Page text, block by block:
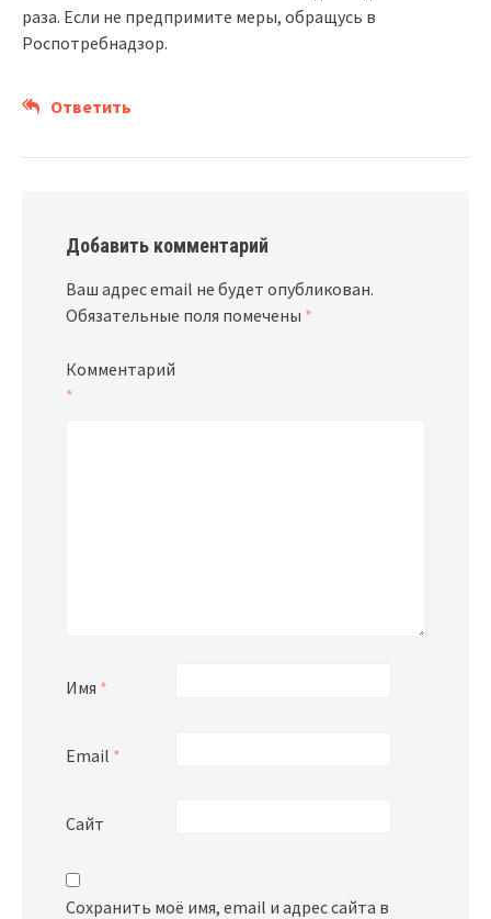
раза. Если не предпримите меры, обращусь в
Роспотребнадзор.
Ответить
Добавить комментарий
Ваш адрес email не будет опубликован.
Обязательные поля помечены *
Комментарий
*
Имя *
Email *
Сайт
Сохранить моё имя, email и адрес сайта в